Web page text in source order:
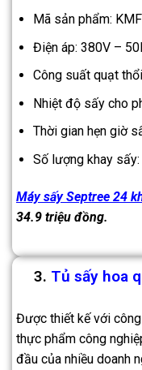
Mã sản phẩm:
Điện áp: 380V –
Công suất quạt
Nhiệt độ sấy cho
Thời gian hẹn giờ
Số lượng khay
Máy sấy Septree 24
34.9 triệu đồng.
3. Tủ sấy hoa
Được thiết kế với
thực phẩm công
đầu của nhiều doanh